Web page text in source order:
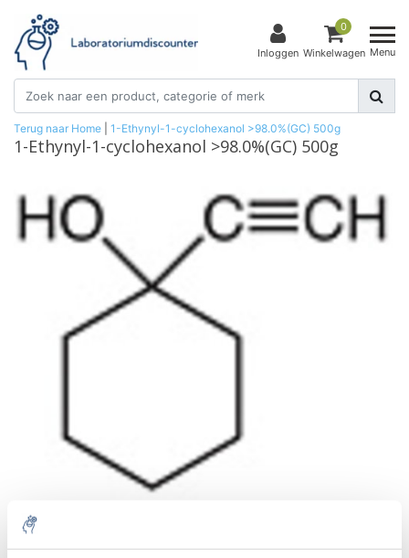
Inloggen
0
Winkelwagen Menu
Terug naar Home 1-Ethynyl-1-cyclohexanol >98.0%(GC) 500g
1-Ethynyl-1-cyclohexanol >98.0%(GC) 500g